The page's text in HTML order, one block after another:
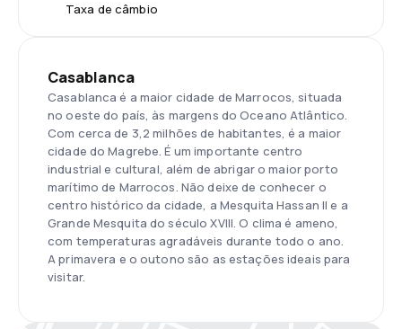
Taxa de câmbio
Casablanca
Casablanca é a maior cidade de Marrocos, situada
no oeste do país, às margens do Oceano Atlântico.
Com cerca de 3,2 milhões de habitantes, é a maior
cidade do Magrebe. É um importante centro
industrial e cultural, além de abrigar o maior porto
marítimo de Marrocos. Não deixe de conhecer o
centro histórico da cidade, a Mesquita Hassan II e a
Grande Mesquita do século XVIII. O clima é ameno,
com temperaturas agradáveis durante todo o ano.
A primavera e o outono são as estações ideais para
visitar.